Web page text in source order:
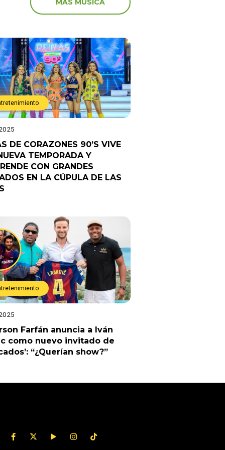
MÁS MÚSICA
DE CORAZONES 90’S VIVE
TEMPORADA Y
CON GRANDES
EN LA CÚPULA DE LAS
Farfán anuncia a Iván
como nuevo invitado de
“¿Querían show?”